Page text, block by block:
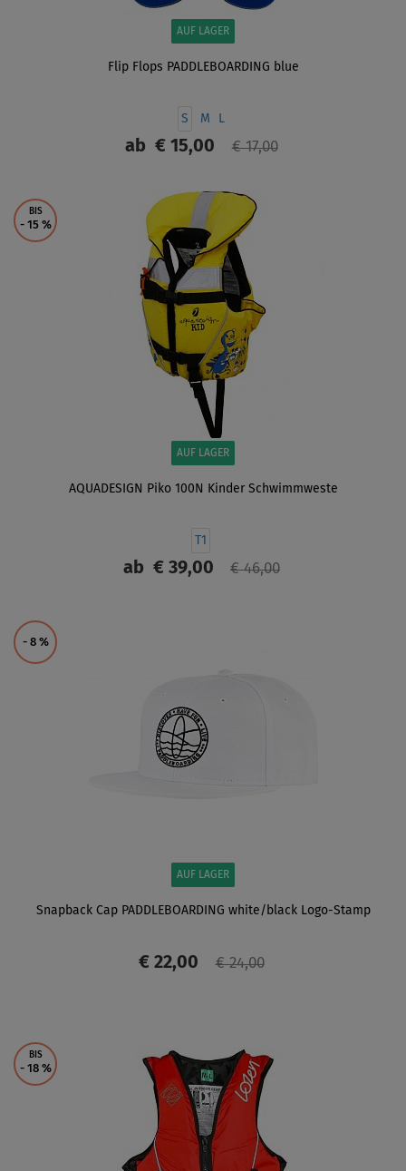
AUF LAGER
Flip Flops PADDLEBOARDING blue
S M L
ab€ 15,00 € 17,00
ANZEIGEN
BIS
- 15 %
AUF LAGER
AQUADESIGN Piko 100N Kinder Schwimmweste
T1
ab € 39,00 € 46,00
- 8 %
AUF LAGER
Snapback Cap PADDLEBOARDING white/black Logo-Stamp
€ 22,00 € 24,00
BIS
- 18 %